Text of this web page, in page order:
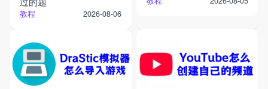
教程 2026-08-06